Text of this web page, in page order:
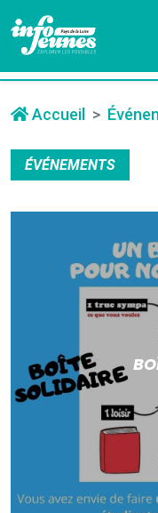
Accueil
ÉVÉNEMENTS